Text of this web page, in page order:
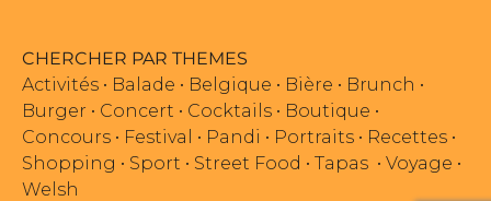
CHERCHER PAR THEMES
Activités • Balade • Belgique • Bière • Brunch •
Burger • Concert • Cocktails • Boutique •
Concours • Festival • Pandi • Portraits • Recettes •
Shopping • Sport • Street Food • Tapas • Voyage •
Welsh